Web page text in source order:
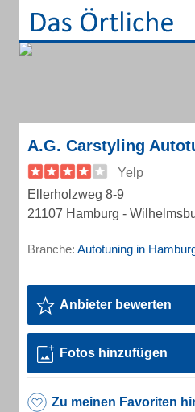
A.G. Carstyling
Yelp
Ellerholzweg 8-9
21107 Hamburg -
Branche: Autotuning in
Anbieter bewerten
Fotos hinzufügen
Zu meinen Favoriten